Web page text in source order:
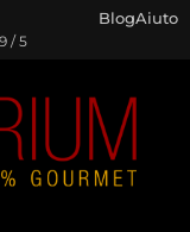
/ 5
BlogAiuto